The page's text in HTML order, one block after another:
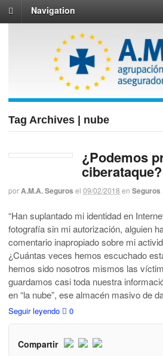
Navigation
Tag Archives | nube
¿Podemos
ciberataque?
porA.M.A. Seguros el 09/02/2018 en Seguros
“Han suplantado mi identidad en
fotografía sin mi autorización, alguien
comentario inapropiado sobre mi
¿Cuántas veces hemos escuchado
hemos sido nosotros mismos las
guardamos casi toda nuestra
en “la nube”, ese almacén masivo de
Seguir leyendo 0
Compartir